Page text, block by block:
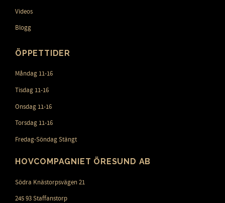
Videos
Blogg
ÖPPETTIDER
Måndag 11-16
Tisdag 11-16
Onsdag 11-16
Torsdag 11-16
Fredag-Söndag Stängt
HOVCOMPAGNIET ÖRESUND AB
Södra Knästorpsvägen 21
245 93 Staffanstorp